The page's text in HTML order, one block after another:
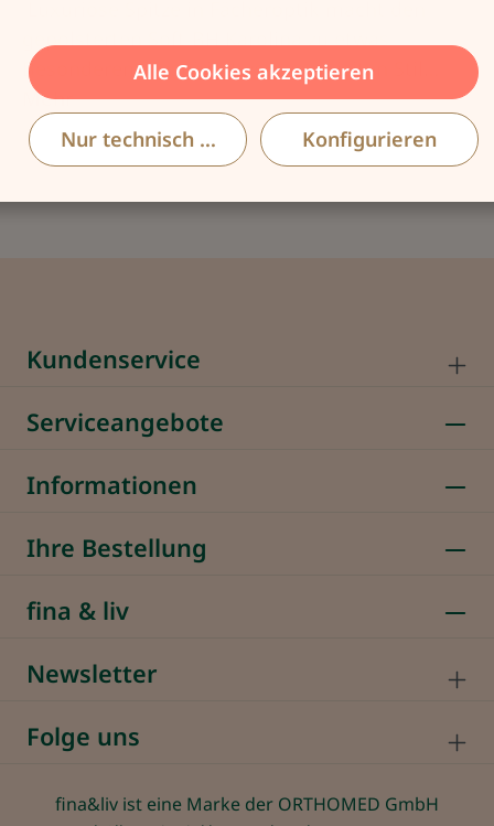
gepolsterten Soft-BH Karolina zu etwas
Besonderem. Inspiriert vom exquisiten Stil…
Mehr
Kundenservice
Serviceangebote
Informationen
Ihre Bestellung
fina & liv
Newsletter
Folge uns
fina&liv ist eine Marke der ORTHOMED GmbH
Alle Cookies akzeptieren
Nur technisch notwendigeKonfigurieren